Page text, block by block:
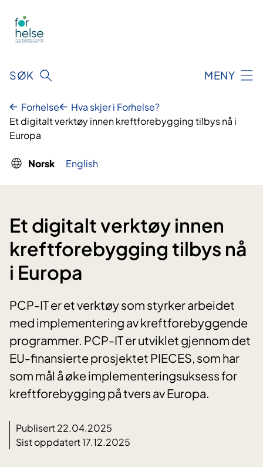
innhald
SØK MENY
Forhelse
Hva skjer i Forhelse?
Et digitalt verktøy innen kreftforebygging tilbys nå i
Europa
Norsk English
Et digitalt verktøy innen
kreftforebygging tilbys nå
i Europa
PCP-IT er et verktøy som styrker arbeidet
med implementering av kreftforebyggende
programmer. PCP-IT er utviklet gjennom det
EU-finansierte prosjektet PIECES, som har
som mål å øke implementeringsuksess for
kreftforebygging på tvers av Europa.
Publisert 22.04.2025
Sist oppdatert 17.12.2025